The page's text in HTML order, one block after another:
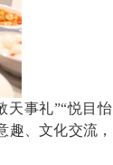
事礼”“悦目怡
趣、文化交流，